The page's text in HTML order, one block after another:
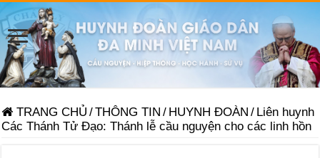
TRANG CHỦ /THÔNG TIN / HUYNH ĐOÀN / Liên huynh
Các Thánh Tử Đạo: Thánh lễ cầu nguyện cho các linh hồn